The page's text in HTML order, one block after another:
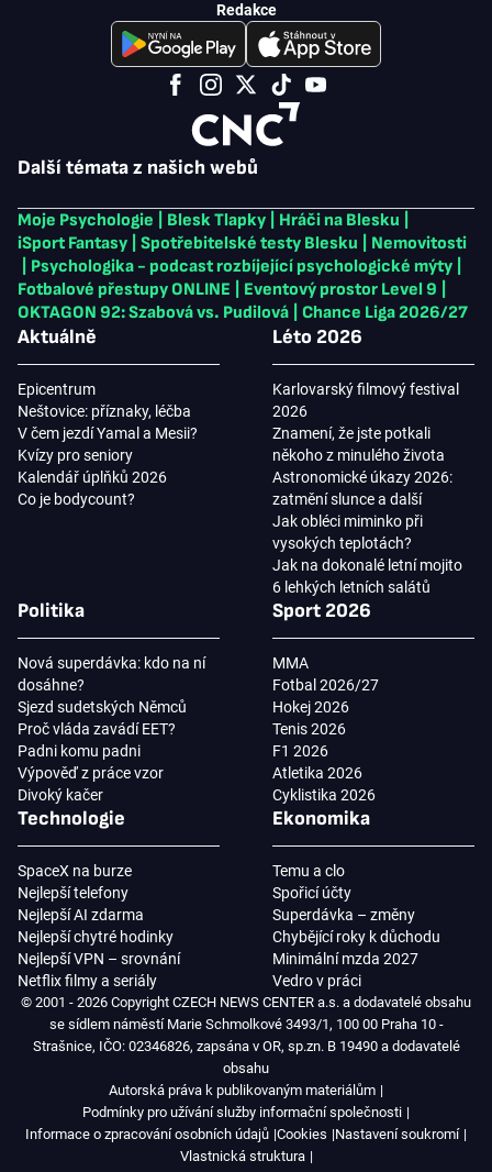
Další témata z našich webů
Moje Psychologie Blesk Tlapky Hráči na Blesku
iSport Fantasy
Spotřebitelské testy Blesku
Nemovitosti
Psychologika - podcast rozbíjející psychologické mýty
Fotbalové přestupy ONLINE
Eventový prostor Level 9
OKTAGON 92: Szabová vs. Pudilová
Chance Liga 2026/27
Aktuálně
Epicentrum
Neštovice: příznaky, léčba
V čem jezdí Yamal a Mesii?
Kvízy pro seniory
Kalendář úplňků 2026
Co je bodycount?
Léto 2026
Karlovarský filmový festival
2026
Znamení, že jste potkali
někoho z minulého života
Astronomické úkazy 2026:
zatmění slunce a další
Jak obléci miminko při
vysokých teplotách?
Jak na dokonalé letní mojito
6 lehkých letních salátů
Politika
Nová superdávka: kdo na ní
dosáhne?
Sjezd sudetských Němců
Proč vláda zavádí EET?
Padni komu padni
Výpověď z práce vzor
Divoký kačer
Sport 2026
MMA
Fotbal 2026/27
Hokej 2026
Tenis 2026
F1 2026
Atletika 2026
Cyklistika 2026
Technologie
SpaceX na burze
Nejlepší telefony
Nejlepší AI zdarma
Nejlepší chytré hodinky
Nejlepší VPN – srovnání
Netflix filmy a seriály
Ekonomika
Temu a clo
Spořicí účty
Superdávka – změny
Chybějící roky k důchodu
Minimální mzda 2027
Vedro v práci
Redakce
© 2001 - 2026 Copyright CZECH NEWS CENTER a.s. a dodavatelé obsahu
se sídlem náměstí Marie Schmolkové 3493/1, 100 00 Praha 10 -
Strašnice, IČO: 02346826, zapsána v OR, sp.zn. B 19490 a dodavatelé
obsahu
Autorská práva k publikovaným materiálům
Podmínky pro užívání služby informační společnosti
Informace o zpracování osobních údajů Cookies Nastavení soukromí
Vlastnická struktura